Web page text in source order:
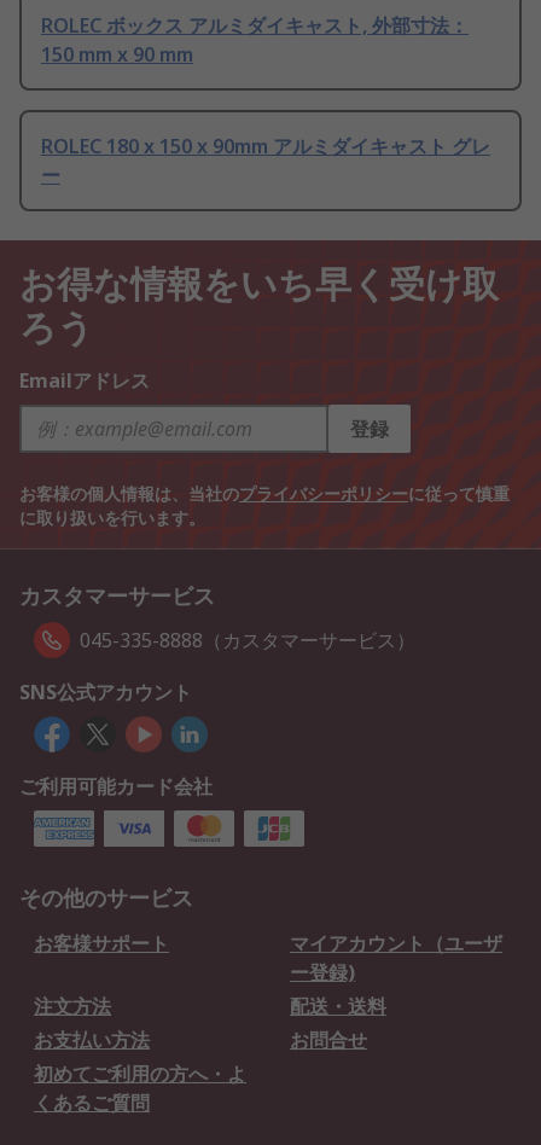
ROLEC ボックス アルミダイキャスト, 外部寸法：
150 mm x 90 mm
ROLEC 180 x 150 x 90mm アルミダイキャスト グレ
ー
お得な情報をいち早く受け取
ろう
Emailアドレス
登録
お客様の個人情報は、当社のプライバシーポリシーに従って慎重
に取り扱いを行います。
カスタマーサービス
045-335-8888（カスタマーサービス）
SNS公式アカウント
ご利用可能カード会社
その他のサービス
お客様サポート
マイアカウント（ユーザ
ー登録)
注文方法
配送・送料
お支払い方法
お問合せ
初めてご利用の方へ・よ
くあるご質問